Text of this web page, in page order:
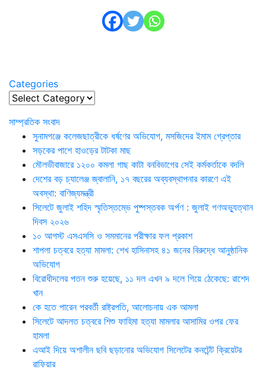
Categories
Categories
সাম্প্রতিক সংবাদ
সুনামগঞ্জে কলেজছাত্রীকে ধর্ষণের অভিযোগ, মসজিদের ইমাম গ্রেপ্তার
সড়কের পাশে হাওড়ের টাটকা মাছ
মৌলভীবাজারে ১২০০ কমলা গাছ কাটা বনবিভাগের সেই কর্মকর্তাকে বদলি
দেশের বড় চ্যালেঞ্জ জ্বালানি, ১৭ বছরের অব্যবস্থাপনার কারণে এই
অবস্থা: বাণিজ্যমন্ত্রী
সিলেটে জুলাই শহিদ স্মৃতিস্তম্ভে পুষ্পস্তবক অর্পণ : জুলাই গণঅভ্যুত্থান
দিবস ২০২৬
১০ আগস্ট এসএসসি ও সমমানের পরীক্ষার ফল প্রকাশ
শাপলা চত্বরে হত্যা মামলা: শেখ হাসিনাসহ ৪১ জনের বিরুদ্ধে আনুষ্ঠানিক
অভিযোগ
বিরোধীদলের পতন শুরু হয়েছে, ১১ দল এখন ৯ দলে গিয়ে ঠেকেছে: রাশেদ
খান
কে হতে পারেন পরবর্তী রাষ্ট্রপতি, আলোচনায় এক আমলা
সিলেটে আদলত চত্বরে শিশু ফাহিমা হত্যা মামলার আসামির ওপর ফের
হামলা
এআই দিয়ে অশালীন ছবি ছড়ানোর অভিযোগ সিলেটের কনটেন্ট ক্রিয়েটর
রাফিয়ার